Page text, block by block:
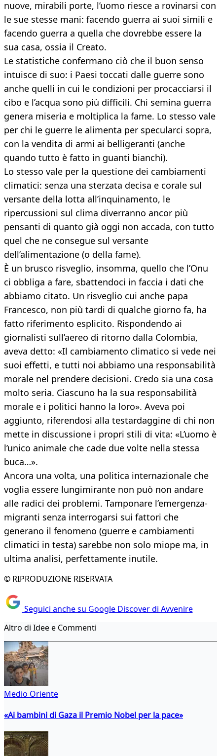
nuove, mirabili porte, l’uomo riesce a rovinarsi con
le sue stesse mani: facendo guerra ai suoi simili e
facendo guerra a quella che dovrebbe essere la
sua casa, ossia il Creato.
Le statistiche confermano ciò che il buon senso
intuisce di suo: i Paesi toccati dalle guerre sono
anche quelli in cui le condizioni per procacciarsi il
cibo e l’acqua sono più difficili. Chi semina guerra
genera miseria e moltiplica la fame. Lo stesso vale
per chi le guerre le alimenta per specularci sopra,
con la vendita di armi ai belligeranti (anche
quando tutto è fatto in guanti bianchi).
Lo stesso vale per la questione dei cambiamenti
climatici: senza una sterzata decisa e corale sul
versante della lotta all’inquinamento, le
ripercussioni sul clima diverranno ancor più
pensanti di quanto già oggi non accada, con tutto
quel che ne consegue sul versante
dell’alimentazione (o della fame).
È un brusco risveglio, insomma, quello che l’Onu
ci obbliga a fare, sbattendoci in faccia i dati che
abbiamo citato. Un risveglio cui anche papa
Francesco, non più tardi di qualche giorno fa, ha
fatto riferimento esplicito. Rispondendo ai
giornalisti sull’aereo di ritorno dalla Colombia,
aveva detto: «Il cambiamento climatico si vede nei
suoi effetti, e tutti noi abbiamo una responsabilità
morale nel prendere decisioni. Credo sia una cosa
molto seria. Ciascuno ha la sua responsabilità
morale e i politici hanno la loro». Aveva poi
aggiunto, riferendosi alla testardaggine di chi non
mette in discussione i propri stili di vita: «L’uomo è
l’unico animale che cade due volte nella stessa
buca…».
Ancora una volta, una politica internazionale che
voglia essere lungimirante non può non andare
alle radici dei problemi. Tamponare l’emergenza-
migranti senza interrogarsi sui fattori che
generano il fenomeno (guerre e cambiamenti
climatici in testa) sarebbe non solo miope ma, in
ultima analisi, perfettamente inutile.
© RIPRODUZIONE RISERVATA
Seguici anche su Google Discover di Avvenire
Altro di Idee e Commenti
Medio Oriente
«Ai bambini di Gaza il Premio Nobel per la pace»